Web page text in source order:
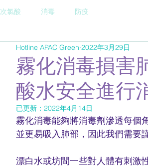
次氯酸 消毒 防疫
霧化消毒損害
酸水安全進行
Hotline APAC Green 2022年3月29日
已更新： 2022年4月14日
霧化消毒能夠將消毒劑滲透每個
並更易吸入肺部，因此我們需要
漂白水或坊間一些對人體有刺激